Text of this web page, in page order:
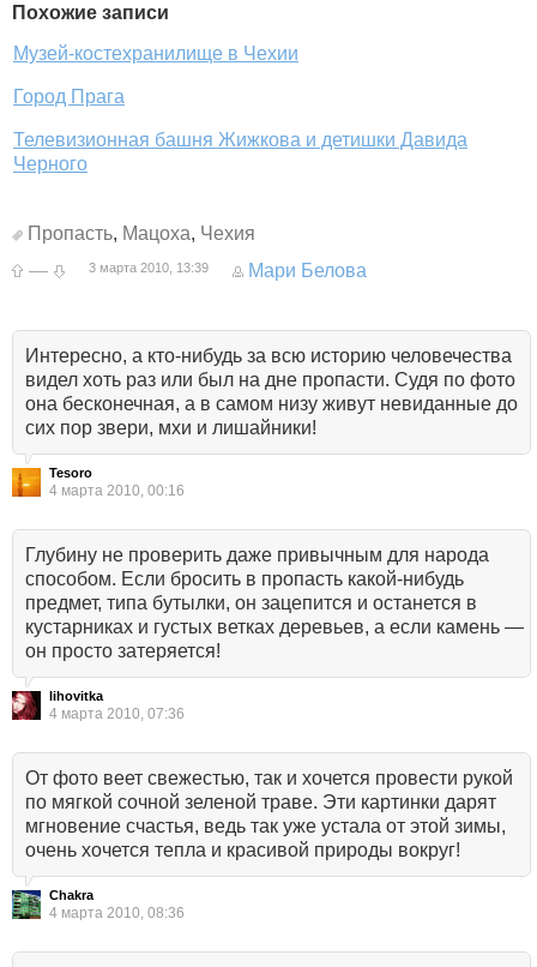
Похожие записи
Музей-костехранилище в Чехии
Город Прага
Телевизионная башня Жижкова и детишки Давида
Черного
Пропасть, Мацоха, Чехия
—
3 марта 2010, 13:39 Мари Белова
Интересно, а кто-нибудь за всю историю человечества
видел хоть раз или был на дне пропасти. Судя по фото
она бесконечная, а в самом низу живут невиданные до
сих пор звери, мхи и лишайники!
Tesoro
4 марта 2010, 00:16
Глубину не проверить даже привычным для народа
способом. Если бросить в пропасть какой-нибудь
предмет, типа бутылки, он зацепится и останется в
кустарниках и густых ветках деревьев, а если камень —
он просто затеряется!
lihovitka
4 марта 2010, 07:36
От фото веет свежестью, так и хочется провести рукой
по мягкой сочной зеленой траве. Эти картинки дарят
мгновение счастья, ведь так уже устала от этой зимы,
очень хочется тепла и красивой природы вокруг!
Chakra
4 марта 2010, 08:36